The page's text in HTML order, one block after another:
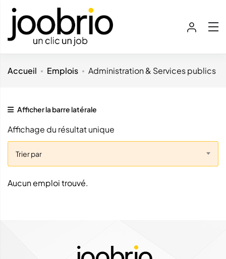
Accueil Emplois Administration & Services publics
Afficher la barre latérale
Affichage du résultat unique
Trier par
Aucun emploi trouvé.